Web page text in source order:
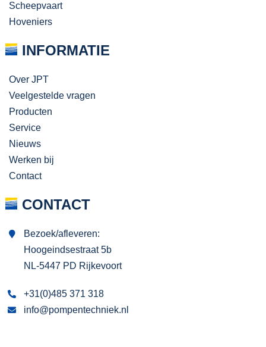
Scheepvaart
Hoveniers
INFORMATIE
Over JPT
Veelgestelde vragen
Producten
Service
Nieuws
Werken bij
Contact
CONTACT
Bezoek/afleveren:
Hoogeindsestraat 5b
NL-5447 PD Rijkevoort
+31(0)485 371 318
info@pompentechniek.nl